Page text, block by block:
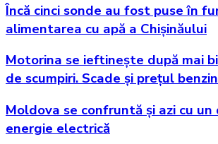
Încă cinci sonde au fost puse în
alimentarea cu apă a Chișinăului
Motorina se ieftinește după mai
de scumpiri. Scade și prețul
Moldova se confruntă și azi cu
energie electrică